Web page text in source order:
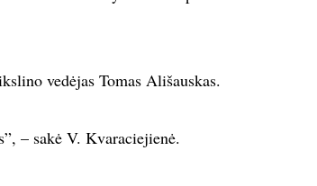
vedėjas Tomas Ališauskas.
– sakė V. Kvaraciejienė.